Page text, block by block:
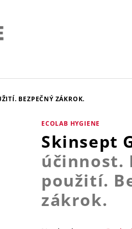
BEZPEČNÝ ZÁKROK.
ECOLAB HYGIENE
Skinsept
účinnost.
použití.
zákrok.